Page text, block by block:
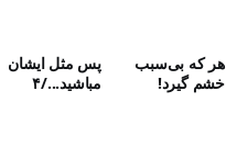
هر که بی‌سبب
خشم گیرد!
پس مثل ایشان
مباشید.../۴